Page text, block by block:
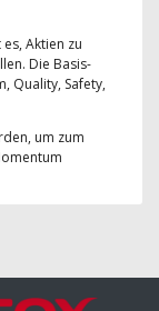
Aktien zu
Die Basis-
Quality, Safety,
um zum